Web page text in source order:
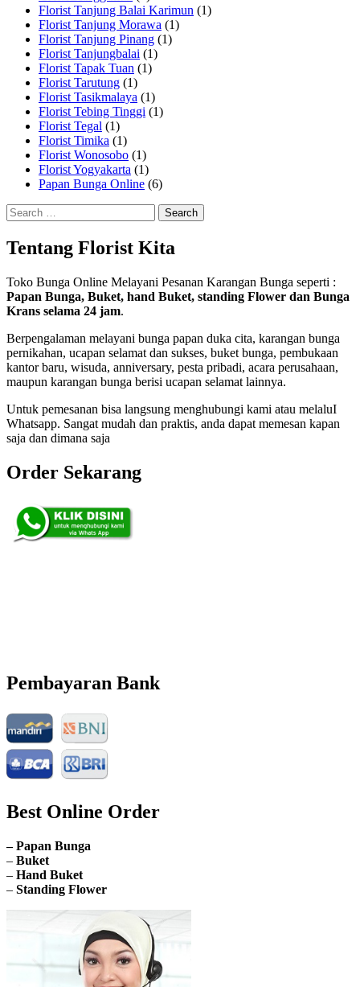
Florist Tanjung Balai Karimun (1)
Florist Tanjung Morawa (1)
Florist Tanjung Pinang (1)
Florist Tanjungbalai (1)
Florist Tapak Tuan (1)
Florist Tarutung (1)
Florist Tasikmalaya (1)
Florist Tebing Tinggi (1)
Florist Tegal (1)
Florist Timika (1)
Florist Wonosobo (1)
Florist Yogyakarta (1)
Papan Bunga Online (6)
Search
for:
Tentang Florist Kita
Toko Bunga Online Melayani Pesanan Karangan Bunga seperti :
Papan Bunga, Buket, hand Buket, standing Flower dan Bunga
Krans selama 24 jam.
Berpengalaman melayani bunga papan duka cita, karangan bunga
pernikahan, ucapan selamat dan sukses, buket bunga, pembukaan
kantor baru, wisuda, anniversary, pesta pribadi, acara perusahaan,
maupun karangan bunga berisi ucapan selamat lainnya.
Untuk pemesanan bisa langsung menghubungi kami atau melaluI
Whatsapp. Sangat mudah dan praktis, anda dapat memesan kapan
saja dan dimana saja
Order Sekarang
Pembayaran Bank
Best Online Order
– Papan Bunga
– Buket
– Hand Buket
– Standing Flower